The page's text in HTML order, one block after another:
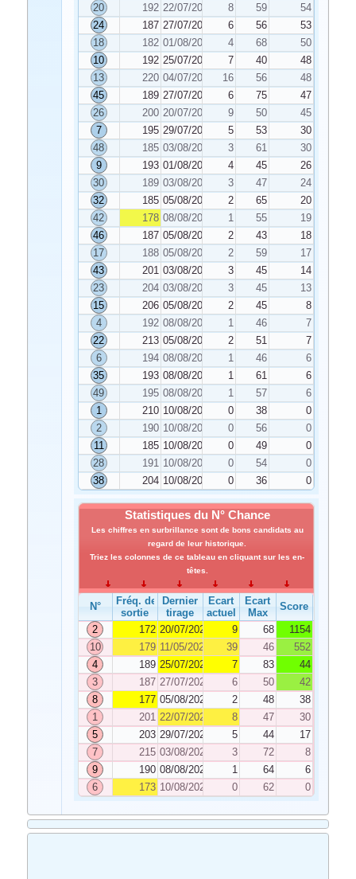
20
192 22/07/2020 8 59
54
24
187 27/07/2020 6 56
53
18
182 01/08/2020 4 68
50
10
192 25/07/2020 7 40
48
13
220 04/07/2020 16 56
48
45
189 27/07/2020 6 75
47
26
200 20/07/2020 9 50
45
7
195 29/07/2020 5 53
30
48
185 03/08/2020 3 61
30
9
193 01/08/2020 4 45
26
30
189 03/08/2020 3 47
24
32
185 05/08/2020 2 65
20
42
178 08/08/2020 1 55
19
46
187 05/08/2020 2 43
18
17
188 05/08/2020 2 59
17
43
201 03/08/2020 3 45
14
23
204 03/08/2020 3 45
13
15
206 05/08/2020 2 45
8
4
192 08/08/2020 1 46
7
22
213 05/08/2020 2 51
7
6
194 08/08/2020 1 46
6
35
193 08/08/2020 1 61
6
49
195 08/08/2020 1 57
6
1
210 10/08/2020 0 38
0
2
190 10/08/2020 0 56
0
11
185 10/08/2020 0 49
0
28
191 10/08/2020 0 54
0
38
204 10/08/2020 0 36 0
Statistiques du N° Chance
Les chiffres en surbrillance sont de bons candidats au
regard de leur historique.
Triez les colonnes de ce tableau en cliquant sur les en-
têtes.
N°
Fréq. de
sortie
Dernier
tirage
Ecart
actuel
Ecart
Max
Score
2
172 20/07/2020 9 68
1154
10
179 11/05/2020 39 46
552
4
189 25/07/2020 7 83
44
3
187 27/07/2020 6 50
42
8
177 05/08/2020 2 48
38
1
201 22/07/2020 8 47
30
5
203 29/07/2020 5 44
17
7
215 03/08/2020 3 72
8
9
190 08/08/2020 1 64
6
6
173 10/08/2020 0 62 0